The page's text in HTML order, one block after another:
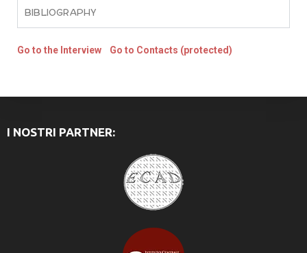
BIBLIOGRAPHY
Go to the Interview Go to Contacts (protected)
I NOSTRI PARTNER: